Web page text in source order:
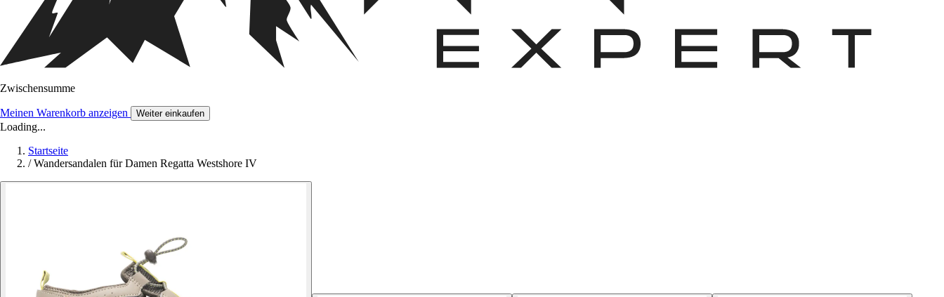
Zwischensumme
Meinen Warenkorb anzeigen Weiter einkaufen
Loading...
Startseite
/ Wandersandalen für Damen Regatta Westshore IV